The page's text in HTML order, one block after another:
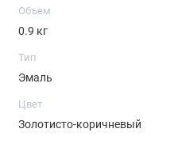
Объем
0.9 кг
Тип
Эмаль
Цвет
Золотисто-коричневый